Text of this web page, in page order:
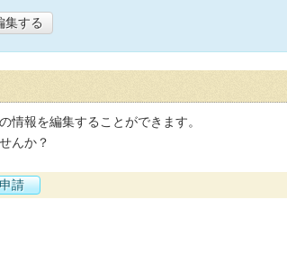
集する
情報を編集することができます。
んか？
請